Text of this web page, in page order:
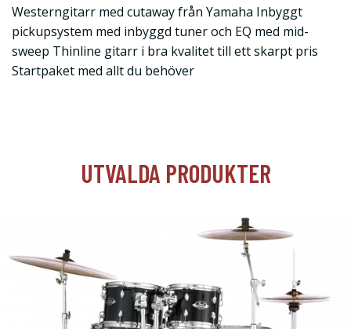
Westerngitarr med cutaway från Yamaha Inbyggt
pickupsystem med inbyggd tuner och EQ med mid-
sweep Thinline gitarr i bra kvalitet till ett skarpt pris
Startpaket med allt du behöver
UTVALDA PRODUKTER